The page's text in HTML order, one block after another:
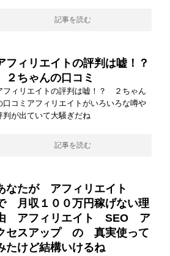
記事を読む
フィリエイトの評判は嘘！？
２ちゃんの口コミ
フィリエイトの評判は嘘！？ ２ちゃん
口コミアフィリエイトがいろいろな噂や
判が出ていて大騒ぎだね
記事を読む
なたが アフィリエイト
月収１００万円稼げない理
アフィリエイト SEO ア
セスアップ の 真実使って
たけど結構いけるね